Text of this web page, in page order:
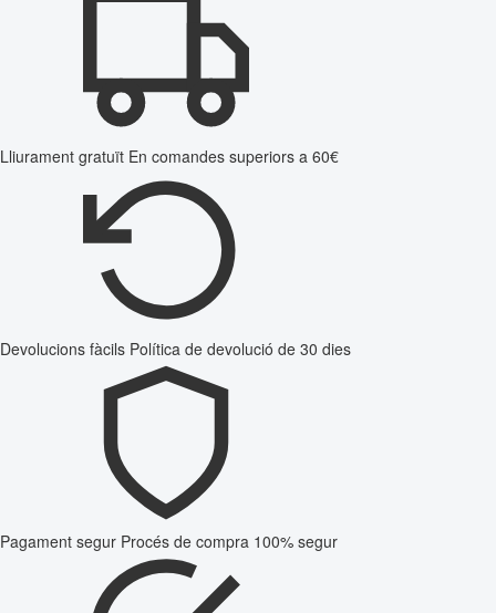
Lliurament gratuït En comandes superiors a 60€
Devolucions fàcils Política de devolució de 30 dies
Pagament segur Procés de compra 100% segur